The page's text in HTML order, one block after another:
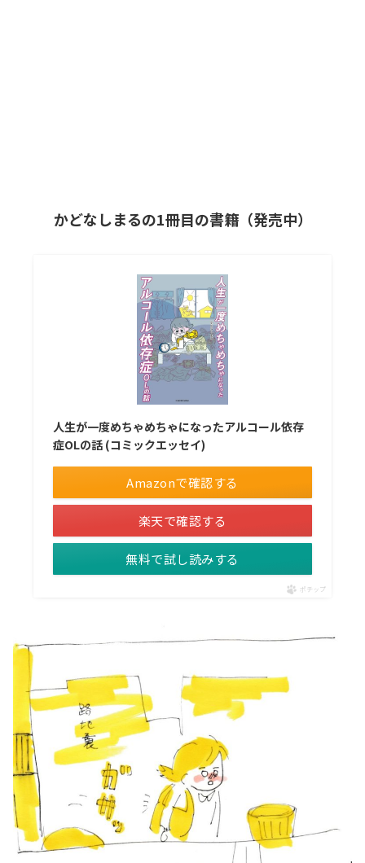
かどなしまるの1冊目の書籍（発売中）
人生が一度めちゃめちゃになったアルコール依存
症OLの話 (コミックエッセイ)
Amazonで確認する
楽天で確認する
無料で試し読みする
ポチップ